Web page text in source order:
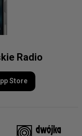
Radio
Store